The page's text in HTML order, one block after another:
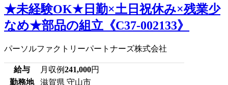
★未経験OK★日勤×土日祝休み×残業少
なめ★部品の組立《C37-002133》
パーソルファクトリーパートナーズ株式会社
給与 月収例241,000円
勤務地
滋賀県 守山市